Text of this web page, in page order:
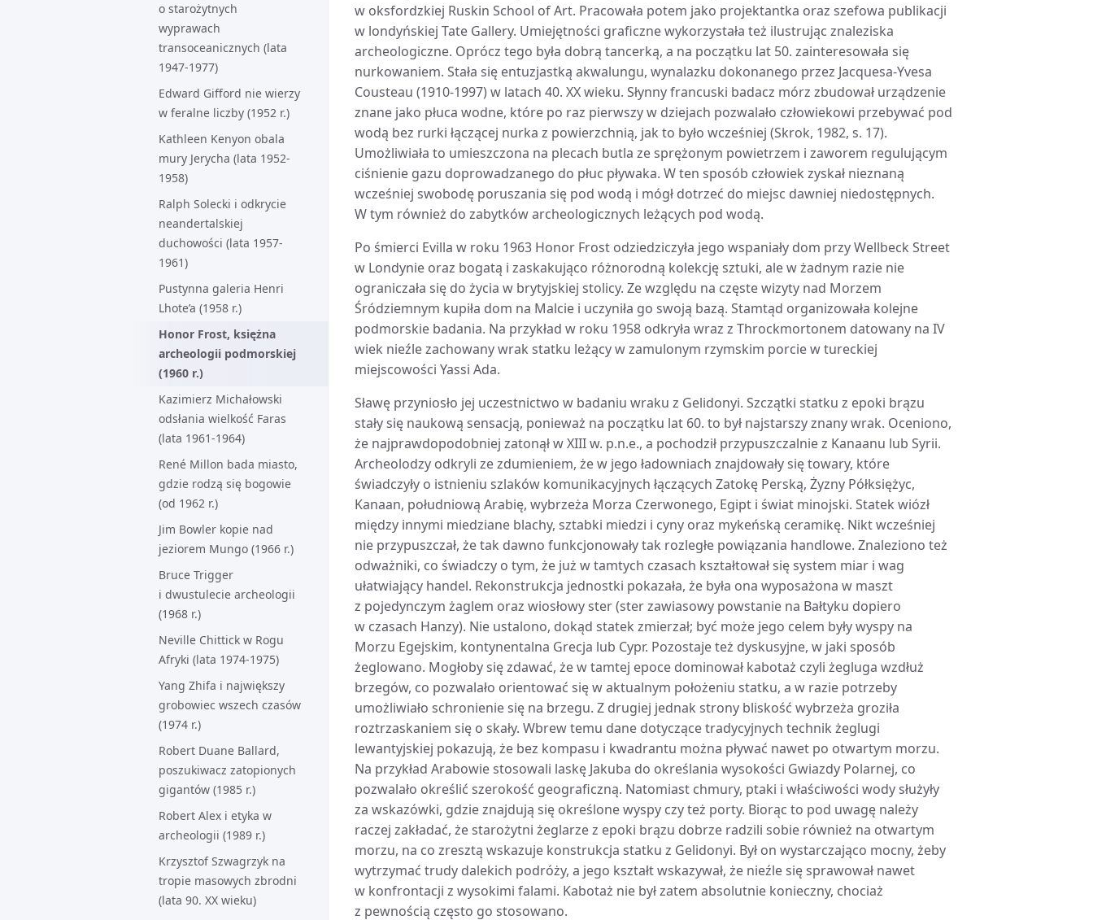
o starożytnych
wyprawach
transoceanicznych (lata
1947-1977)
Edward Gifford nie wierzy
w feralne liczby (1952 r.)
Kathleen Kenyon obala
mury Jerycha (lata 1952-
1958)
Ralph Solecki i odkrycie
neandertalskiej
duchowości (lata 1957-
1961)
Pustynna galeria Henri
Lhote’a (1958 r.)
Honor Frost, księżna
archeologii podmorskiej
(1960 r.)
Kazimierz Michałowski
odsłania wielkość Faras
(lata 1961-1964)
René Millon bada miasto,
gdzie rodzą się bogowie
(od 1962 r.)
Jim Bowler kopie nad
jeziorem Mungo (1966 r.)
Bruce Trigger
i dwustulecie archeologii
(1968 r.)
Neville Chittick w Rogu
Afryki (lata 1974-1975)
Yang Zhifa i największy
grobowiec wszech czasów
(1974 r.)
Robert Duane Ballard,
poszukiwacz zatopionych
gigantów (1985 r.)
Robert Alex i etyka w
archeologii (1989 r.)
Krzysztof Szwagrzyk na
tropie masowych zbrodni
(lata 90. XX wieku)
w oksfordzkiej Ruskin School of Art. Pracowała potem jako projektantka oraz szefowa publikacji
w londyńskiej Tate Gallery. Umiejętności graficzne wykorzystała też ilustrując znaleziska
archeologiczne. Oprócz tego była dobrą tancerką, a na początku lat 50. zainteresowała się
nurkowaniem. Stała się entuzjastką akwalungu, wynalazku dokonanego przez Jacquesa-Yvesa
Cousteau (1910-1997) w latach 40. XX wieku. Słynny francuski badacz mórz zbudował urządzenie
znane jako płuca wodne, które po raz pierwszy w dziejach pozwalało człowiekowi przebywać pod
wodą bez rurki łączącej nurka z powierzchnią, jak to było wcześniej (Skrok, 1982, s. 17).
Umożliwiała to umieszczona na plecach butla ze sprężonym powietrzem i zaworem regulującym
ciśnienie gazu doprowadzanego do płuc pływaka. W ten sposób człowiek zyskał nieznaną
wcześniej swobodę poruszania się pod wodą i mógł dotrzeć do miejsc dawniej niedostępnych.
W tym również do zabytków archeologicznych leżących pod wodą.
Po śmierci Evilla w roku 1963 Honor Frost odziedziczyła jego wspaniały dom przy Wellbeck Street
w Londynie oraz bogatą i zaskakująco różnorodną kolekcję sztuki, ale w żadnym razie nie
ograniczała się do życia w brytyjskiej stolicy. Ze względu na częste wizyty nad Morzem
Śródziemnym kupiła dom na Malcie i uczyniła go swoją bazą. Stamtąd organizowała kolejne
podmorskie badania. Na przykład w roku 1958 odkryła wraz z Throckmortonem datowany na IV
wiek nieźle zachowany wrak statku leżący w zamulonym rzymskim porcie w tureckiej
miejscowości Yassi Ada.
Sławę przyniosło jej uczestnictwo w badaniu wraku z Gelidonyi. Szczątki statku z epoki brązu
stały się naukową sensacją, ponieważ na początku lat 60. to był najstarszy znany wrak. Oceniono,
że najprawdopodobniej zatonął w XIII w. p.n.e., a pochodził przypuszczalnie z Kanaanu lub Syrii.
Archeolodzy odkryli ze zdumieniem, że w jego ładowniach znajdowały się towary, które
świadczyły o istnieniu szlaków komunikacyjnych łączących Zatokę Perską, Żyzny Półksiężyc,
Kanaan, południową Arabię, wybrzeża Morza Czerwonego, Egipt i świat minojski. Statek wiózł
między innymi miedziane blachy, sztabki miedzi i cyny oraz mykeńską ceramikę. Nikt wcześniej
nie przypuszczał, że tak dawno funkcjonowały tak rozległe powiązania handlowe. Znaleziono też
odważniki, co świadczy o tym, że już w tamtych czasach kształtował się system miar i wag
ułatwiający handel. Rekonstrukcja jednostki pokazała, że była ona wyposażona w maszt
z pojedynczym żaglem oraz wiosłowy ster (ster zawiasowy powstanie na Bałtyku dopiero
w czasach Hanzy). Nie ustalono, dokąd statek zmierzał; być może jego celem były wyspy na
Morzu Egejskim, kontynentalna Grecja lub Cypr. Pozostaje też dyskusyjne, w jaki sposób
żeglowano. Mogłoby się zdawać, że w tamtej epoce dominował kabotaż czyli żegluga wzdłuż
brzegów, co pozwalało orientować się w aktualnym położeniu statku, a w razie potrzeby
umożliwiało schronienie się na brzegu. Z drugiej jednak strony bliskość wybrzeża groziła
roztrzaskaniem się o skały. Wbrew temu dane dotyczące tradycyjnych technik żeglugi
lewantyjskiej pokazują, że bez kompasu i kwadrantu można pływać nawet po otwartym morzu.
Na przykład Arabowie stosowali laskę Jakuba do określania wysokości Gwiazdy Polarnej, co
pozwalało określić szerokość geograficzną. Natomiast chmury, ptaki i właściwości wody służyły
za wskazówki, gdzie znajdują się określone wyspy czy też porty. Biorąc to pod uwagę należy
raczej zakładać, że starożytni żeglarze z epoki brązu dobrze radzili sobie również na otwartym
morzu, na co zresztą wskazuje konstrukcja statku z Gelidonyi. Był on wystarczająco mocny, żeby
wytrzymać trudy dalekich podróży, a jego kształt wskazywał, że nieźle się sprawował nawet
w konfrontacji z wysokimi falami. Kabotaż nie był zatem absolutnie konieczny, chociaż
z pewnością często go stosowano.